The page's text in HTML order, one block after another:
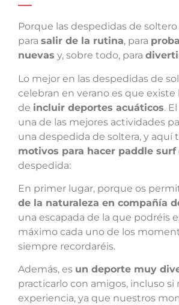
Porque las despedidas de
para salir de la rutina, para
nuevas y, sobre todo, para
Lo mejor en las despedidas de
celebran en verano es que existe
de incluir deportes acuáticos.
una de las mejores actividades
una despedida de soltera, y aquí
motivos para hacer paddle surf
despedida:
En primer lugar, porque os
de la naturaleza en compañía
una escapada de la que podréis
máximo cada uno de los
siempre recordaréis.
Además, es un deporte muy
practicarlo con amigos, incluso si
experiencia, ya que nuestros